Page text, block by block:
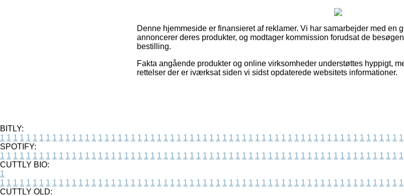
Denne hjemmeside er finansieret af reklamer. Vi har samarbejder med en
annoncerer deres produkter, og modtager kommission forudsat de
bestilling.
Fakta angående produkter og online virksomheder understøttes hyppigt,
rettelser der er iværksat siden vi sidst opdaterede websitets informationer.
BITLY:
1 1 1 1 1 1 1 1 1 1 1 1 1 1 1 1 1 1 1 1 1 1 1 1 1 1 1 1 1 1 1 1 1 1 1 1 1 1 1 1 1 1 1 1 1 1 1 1 1 1 1 1 1 1 1 1 1 1 1 1 1 1
SPOTIFY:
1 1 1 1 1 1 1 1 1 1 1 1 1 1 1 1 1 1 1 1 1 1 1 1 1 1 1 1 1 1 1 1 1 1 1 1 1 1 1 1 1 1 1 1 1 1 1 1 1 1 1 1 1 1 1 1 1 1 1 1 1 1
CUTTLY BIO:
1
1 1 1 1 1 1 1 1 1 1 1 1 1 1 1 1 1 1 1 1 1 1 1 1 1 1 1 1 1 1 1 1 1 1 1 1 1 1 1 1 1 1 1 1 1 1 1 1 1 1 1 1 1 1 1 1 1 1 1 1 1 1
CUTTLY OLD: